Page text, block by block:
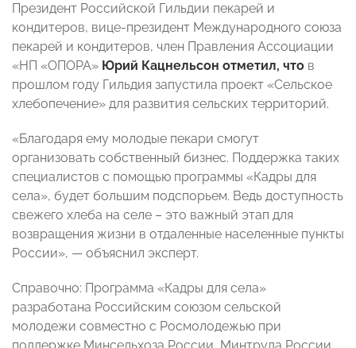
Президент Российской Гильдии пекарей и
кондитеров, вице-президент Международного союза
пекарей и кондитеров, член Правления Ассоциации
«НП «ОПОРА» Юрий Кацнельсон отметил, что в
прошлом году Гильдия запустила проект «Сельское
хлебопечение» для развития сельских территорий.
«Благодаря ему молодые пекари смогут
организовать собственный бизнес. Поддержка таких
специалистов с помощью программы «Кадры для
села», будет большим подспорьем. Ведь доступность
свежего хлеба на селе – это важный этап для
возвращения жизни в отдаленные населенные пункты
России», — объяснил эксперт.
Справочно: Программа «Кадры для села»
разработана Российским союзом сельской
молодежи совместно с Росмолодежью при